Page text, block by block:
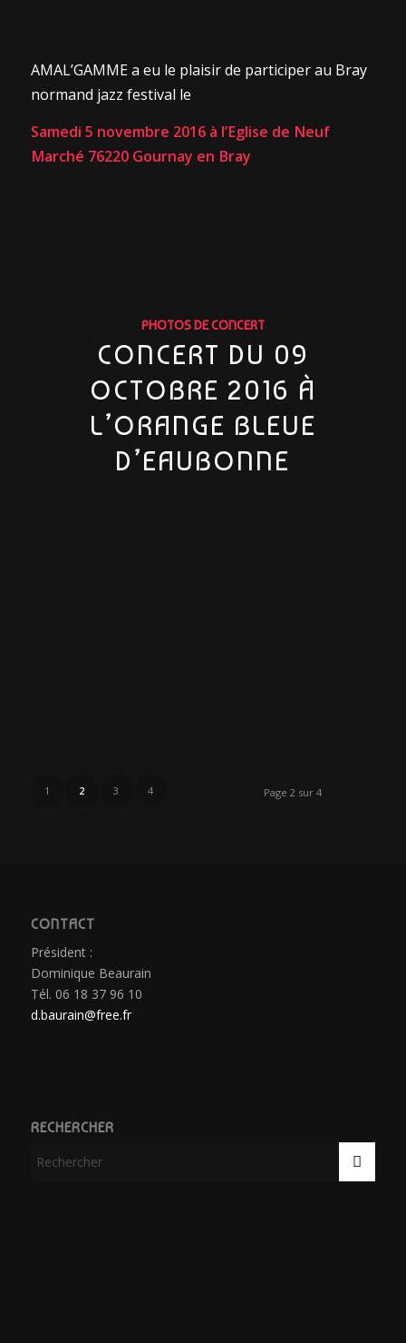
AMAL’GAMME a eu le plaisir de participer au Bray
normand jazz festival le
Samedi 5 novembre 2016 à l’Eglise de Neuf
Marché 76220 Gournay en Bray
PHOTOS DE CONCERT
CONCERT DU 09
OCTOBRE 2016 À
L’ORANGE BLEUE
D’EAUBONNE
Page 2 sur 4
1 2 3 4
CONTACT
Président :
Dominique Beaurain
Tél. 06 18 37 96 10
d.baurain@free.fr
RECHERCHER